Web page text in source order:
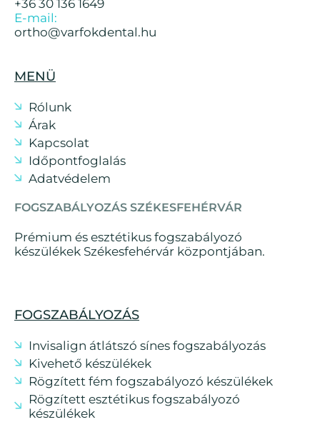
+36 30 136 1649
E-mail:
ortho@varfokdental.hu
MENÜ
Rólunk
Árak
Kapcsolat
Időpontfoglalás
Adatvédelem
FOGSZABÁLYOZÁS SZÉKESFEHÉRVÁR
Prémium és esztétikus fogszabályozó
készülékek Székesfehérvár központjában.
FOGSZABÁLYOZÁS
Invisalign átlátszó sínes fogszabályozás
Kivehető készülékek
Rögzített fém fogszabályozó készülékek
Rögzített esztétikus fogszabályozó
készülékek